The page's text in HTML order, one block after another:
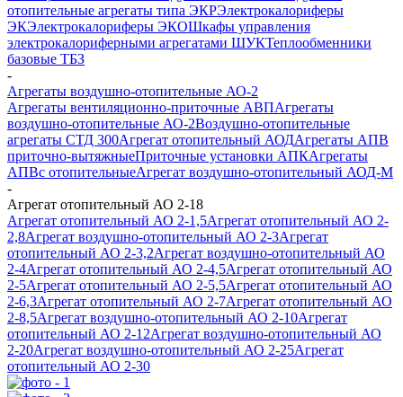
отопительные агрегаты типа ЭКРЭлектрокалориферы
ЭКЭлектрокалориферы ЭКОШкафы управления
электрокалориферными агрегатами ШУКТеплообменники
базовые ТБЗ
-
Агрегаты воздушно-отопительные АО-2
Агрегаты вентиляционно-приточные АВПАгрегаты
воздушно-отопительные АО-2Воздушно-отопительные
агрегаты СТД 300Агрегат отопительный АОДАгрегаты АПВ
приточно-вытяжныеПриточные установки АПКАгрегаты
АПВс отопительныеАгрегат воздушно-отопительный АОД-М
-
Агрегат отопительный АО 2-18
Агрегат отопительный АО 2-1,5Агрегат отопительный АО 2-
2,8Агрегат воздушно-отопительный АО 2-3Агрегат
отопительный АО 2-3,2Агрегат воздушно-отопительный АО
2-4Агрегат отопительный АО 2-4,5Агрегат отопительный АО
2-5Агрегат отопительный АО 2-5,5Агрегат отопительный АО
2-6,3Агрегат отопительный АО 2-7Агрегат отопительный АО
2-8,5Агрегат воздушно-отопительный АО 2-10Агрегат
отопительный АО 2-12Агрегат воздушно-отопительный АО
2-20Агрегат воздушно-отопительный АО 2-25Агрегат
отопительный АО 2-30